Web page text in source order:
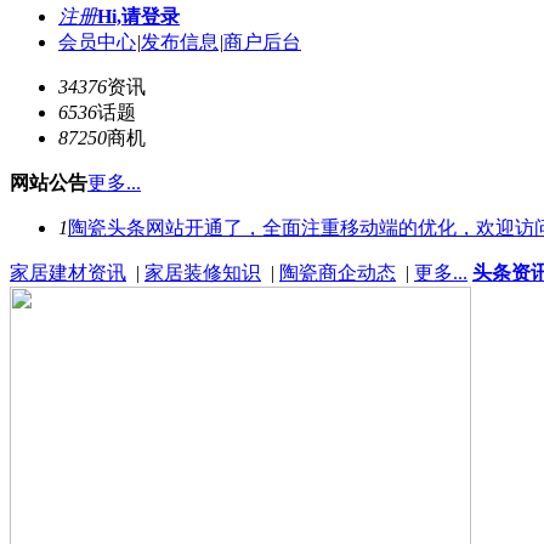
注册Hi,请登录
会员中心|发布信息 |商户后台
34376资讯
6536话题
87250商机
网站公告更多...
1 陶瓷头条网站开通了，全面注重移动端的优化，欢迎
家居建材资讯 | 家居装修知识 | 陶瓷商企动态 | 更多... 头条资